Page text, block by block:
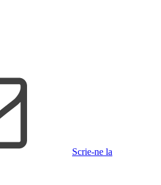
Scrie-ne la